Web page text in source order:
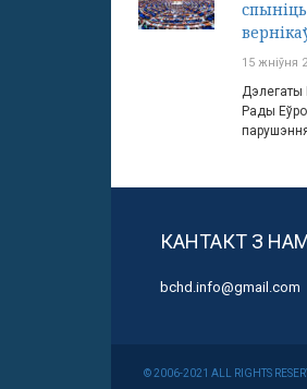
15 жніўня
Дэлегаты
Рады
КАНТАКТ З
bchd.info@gmail.com
© 2006-2021 ALL RIGHTS